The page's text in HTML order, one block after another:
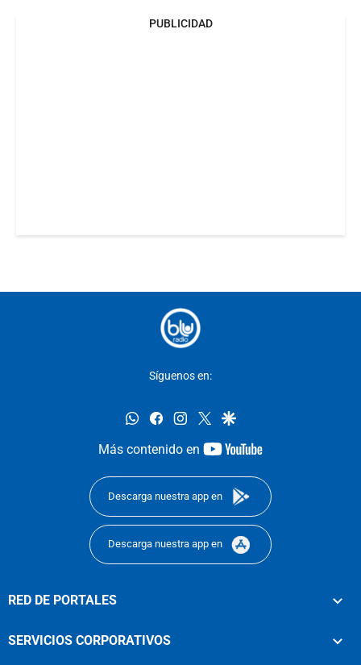
PUBLICIDAD
Síguenos en:
whatsappfacebookinstagram
twittergoogle
Más contenido en
youtube-
Descarga nuestra app en
Descarga nuestra app en
RED DE PORTALES
SERVICIOS CORPORATIVOS